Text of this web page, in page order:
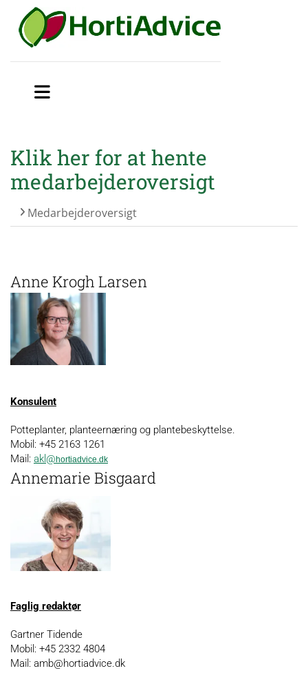
Klik her for at hente
medarbejderoversigt
Medarbejderoversigt
Anne Krogh Larsen
Konsulent
Potteplanter, planteernæring og plantebeskyttelse.
Mobil: +45 2163 1261
Mail: akl@hortiadvice.dk
Annemarie Bisgaard
Faglig redaktør
Gartner Tidende
Mobil: +45 2332 4804
Mail: amb@hortiadvice.dk